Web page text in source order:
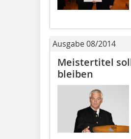
Ausgabe 08/2014
Meistertitel
bleiben